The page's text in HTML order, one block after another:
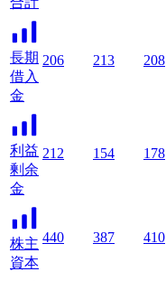
長期
借入
金
206 213 208
利益
剰余
金
212 154 178
株主
資本
440 387 410